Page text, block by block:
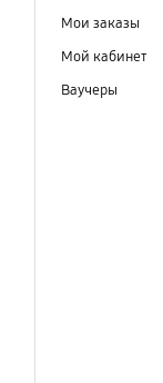
Мои заказы
Мой кабинет
Ваучеры